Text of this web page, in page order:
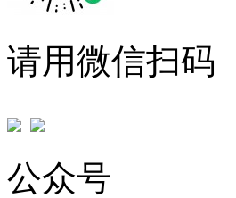
请用微信扫码
公众号